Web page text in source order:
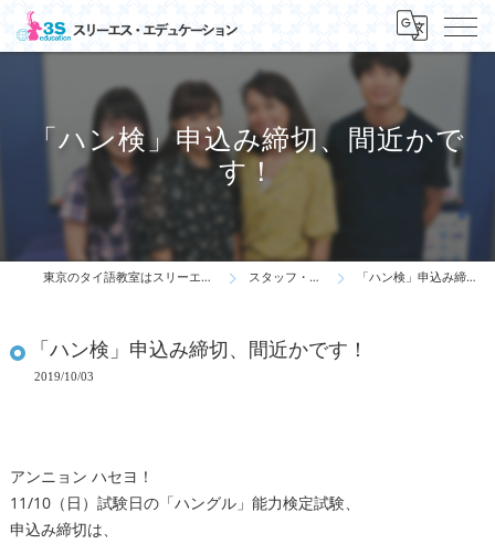
「ハン検」申込み締切、間近かで
す！
東京のタイ語教室はスリーエス・エデュケーション スタッフ・先生の一言 「ハン検」申込み締切、間近かです！
「ハン検」申込み締切、間近かです！
2019/10/03
アンニョン ハセヨ！
11/10（日）試験日の「ハングル」能力検定試験、
申込み締切は、